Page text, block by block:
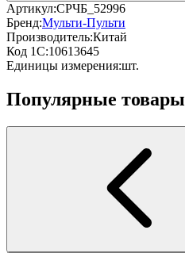
Артикул:CPЧБ_52996
Бренд:Мульти-Пульти
Производитель:Китай
Код 1С:10613645
Единицы измерения:шт.
Популярные товары